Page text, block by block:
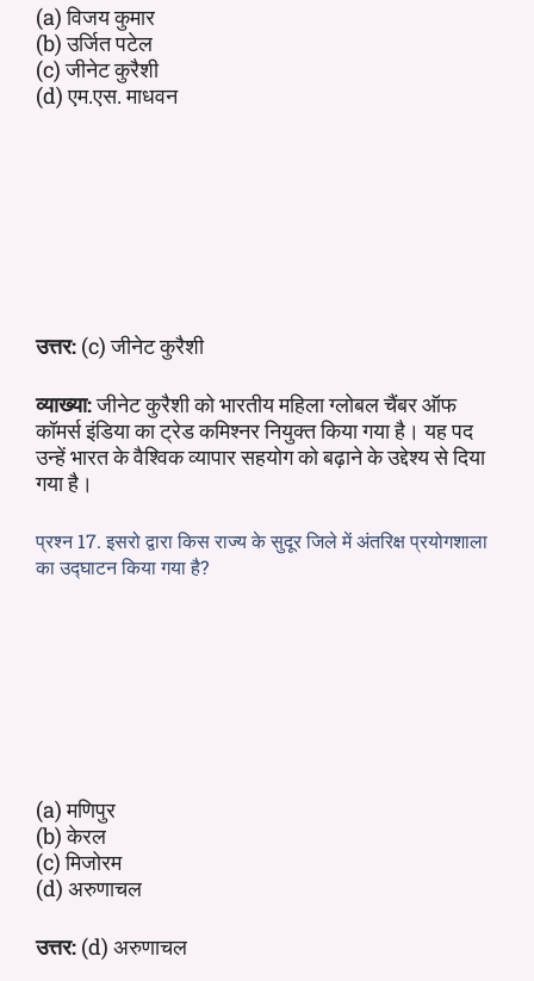
(a) विजय कुमार
(b) उर्जित पटेल
(c) जीनेट कुरैशी
(d) एम.एस. माधवन
उत्तर: (c) जीनेट कुरैशी
व्याख्या:जीनेट कुरैशी को भारतीय महिला ग्लोबल चैंबर ऑफ
कॉमर्स इंडिया का ट्रेड कमिश्नर नियुक्त किया गया है। यह पद
उन्हें भारत के वैश्विक व्यापार सहयोग को बढ़ाने के उद्देश्य से दिया
गया है।
प्रश्न 17. इसरो द्वारा किस राज्य के सुदूर जिले में अंतरिक्ष प्रयोगशाला
का उद्घाटन किया गया है?
(a) मणिपुर
(b) केरल
(c) मिजोरम
(d) अरुणाचल
उत्तर: (d) अरुणाचल